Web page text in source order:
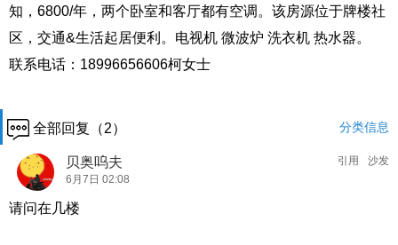
知，6800/年，两个卧室和客厅都有空调。该房源位于牌楼社
区，交通&生活起居便利。电视机 微波炉 洗衣机 热水器。
联系电话：18996656606柯女士
全部回复（2） 分类信息
贝奥呜夫
6月7日 02:08
引用 沙发
请问在几楼